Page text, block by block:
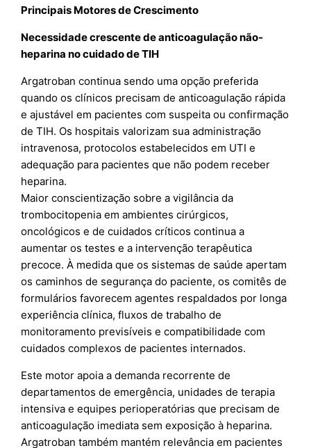
Principais Motores de Crescimento
Necessidade crescente de anticoagulação não-
heparina no cuidado de TIH
Argatroban continua sendo uma opção preferida
quando os clínicos precisam de anticoagulação rápida
e ajustável em pacientes com suspeita ou confirmação
de TIH. Os hospitais valorizam sua administração
intravenosa, protocolos estabelecidos em UTI e
adequação para pacientes que não podem receber
heparina.
Maior conscientização sobre a vigilância da
trombocitopenia em ambientes cirúrgicos,
oncológicos e de cuidados críticos continua a
aumentar os testes e a intervenção terapêutica
precoce. À medida que os sistemas de saúde apertam
os caminhos de segurança do paciente, os comitês de
formulários favorecem agentes respaldados por longa
experiência clínica, fluxos de trabalho de
monitoramento previsíveis e compatibilidade com
cuidados complexos de pacientes internados.
Este motor apoia a demanda recorrente de
departamentos de emergência, unidades de terapia
intensiva e equipes perioperatórias que precisam de
anticoagulação imediata sem exposição à heparina.
Argatroban também mantém relevância em pacientes